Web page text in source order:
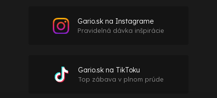
Gario.sk na Instagrame
Pravidelná dávka inšpirácie
Gario.sk na TikToku
Top zábava v plnom prúde